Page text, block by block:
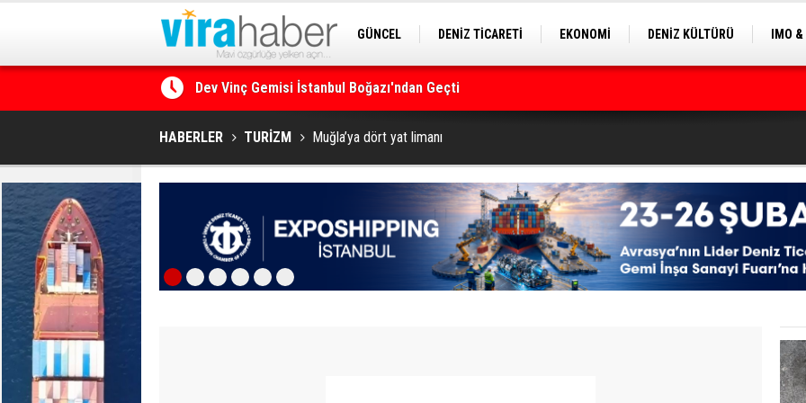
GÜNCEL DENİZ TİCARETİ EKONOMİ DENİZ KÜLTÜRÜ
IMO
Dev Vinç Gemisi İstanbul Boğazı'ndan Geçti
Ege Denizi’nin En Büyük Mercan Ormanı
HABERLER TURİZM Muğla’ya dört yat limanı